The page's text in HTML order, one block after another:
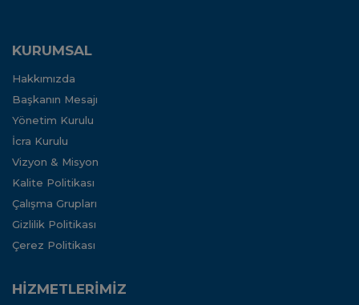
KURUMSAL
Hakkımızda
Başkanın Mesajı
Yönetim Kurulu
İcra Kurulu
Vizyon & Misyon
Kalite Politikası
Çalışma Grupları
Gizlilik Politikası
Çerez Politikası
HİZMETLERİMİZ